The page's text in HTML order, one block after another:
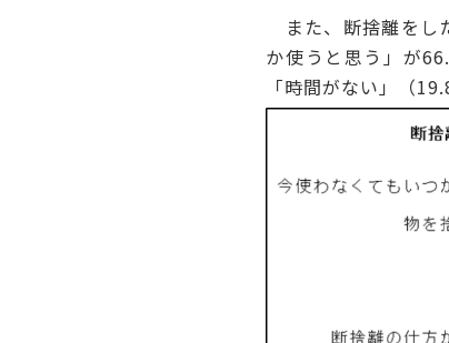
また、断捨離をし
か使うと思う」が
「時間がない」（